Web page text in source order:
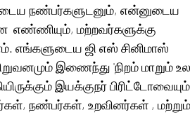
நண்பர்களுடனும், என்னுடைய
எண்ணியும், மற்றவர்களுக்கு
எங்களுடைய ஜி எஸ் சினிமாஸ்
இணைந்து 'நிறம் மாறும்
இயக்குநர் பிரிட்டோவையும்
நண்பர்கள், உறவினர்கள் , மற்றும்